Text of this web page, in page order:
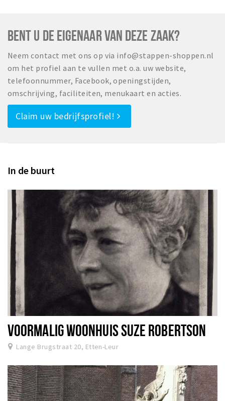
BENT U DE EIGENAAR VAN DEZE ZAAK?
Neem contact met ons op via info@stappen-shoppen.nl
om het profiel aan te vullen met o.a. uw website,
telefoonnummer, Facebook, openingstijden,
omschrijving, faciliteiten, menukaart en acties.
Claim uw bedrijfsprofiel!
In de buurt
VOORMALIG WOONHUIS SUZE ROBERTSON
Lange Brugstraat 20, Etten-Leur